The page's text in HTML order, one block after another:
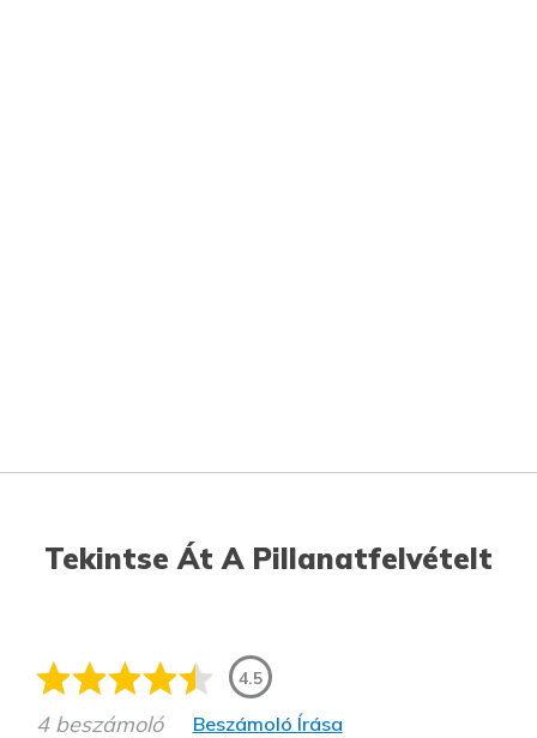
Tekintse Át A Pillanatfelvételt
4.5
4 beszámoló Beszámoló Írása